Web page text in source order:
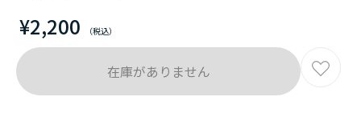
¥2,200
在庫がありません